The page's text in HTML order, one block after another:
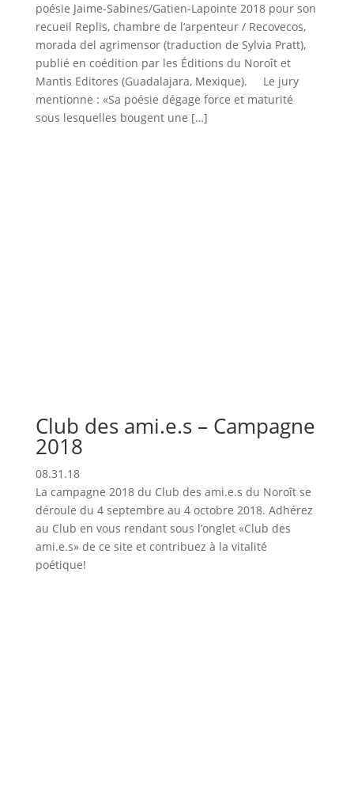
poésie Jaime-Sabines/Gatien-Lapointe 2018 pour son
recueil Replis, chambre de l’arpenteur / Recovecos,
morada del agrimensor (traduction de Sylvia Pratt),
publié en coédition par les Éditions du Noroît et
Mantis Editores (Guadalajara, Mexique). Le jury
mentionne : «Sa poésie dégage force et maturité
sous lesquelles bougent une […]
Club des ami.e.s – Campagne
2018
08.31.18
La campagne 2018 du Club des ami.e.s du Noroît se
déroule du 4 septembre au 4 octobre 2018. Adhérez
au Club en vous rendant sous l’onglet «Club des
ami.e.s» de ce site et contribuez à la vitalité
poétique!